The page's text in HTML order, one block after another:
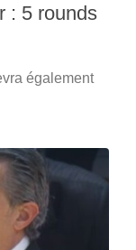
: 5 rounds
également